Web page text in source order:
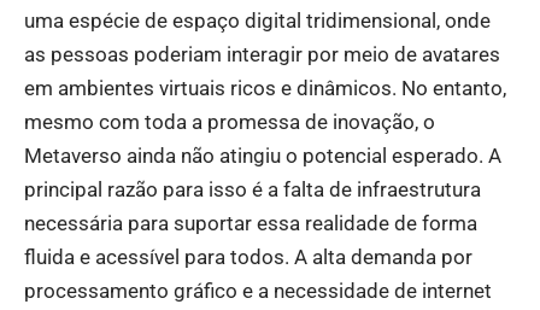
uma espécie de espaço digital tridimensional, onde
as pessoas poderiam interagir por meio de avatares
em ambientes virtuais ricos e dinâmicos. No entanto,
mesmo com toda a promessa de inovação, o
Metaverso ainda não atingiu o potencial esperado. A
principal razão para isso é a falta de infraestrutura
necessária para suportar essa realidade de forma
fluida e acessível para todos. A alta demanda por
processamento gráfico e a necessidade de internet